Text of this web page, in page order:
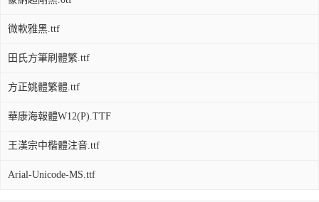
微軟雅黑.ttf
田氏方筆刷體繁.ttf
方正姚體繁體.ttf
華康海報體W12(P).TTF
王漢宗中楷體注音.ttf
Arial-Unicode-MS.ttf